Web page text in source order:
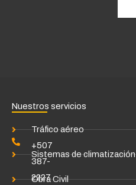
+507
387-
2227
Nuestros servicios
Tráfico aéreo
Sistemas de climatización
Obra Civil